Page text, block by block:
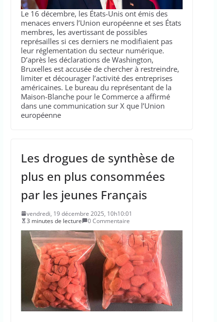
Le 16 décembre, les États-Unis ont émis des
menaces envers l’Union européenne et ses États
membres, les avertissant de possibles
représailles si ces derniers ne modifiaient pas
leur réglementation du secteur numérique.
D’après les déclarations de Washington,
Bruxelles est accusée de chercher à restreindre,
limiter et décourager l’activité des entreprises
américaines. Le bureau du représentant de la
Maison-Blanche pour le Commerce a affirmé
dans une communication sur X que l’Union
européenne
Les drogues de synthèse de
plus en plus consommées
par les jeunes Français
vendredi, 19 décembre 2025, 10h10:01
3 minutes de lecture
0 Commentaire